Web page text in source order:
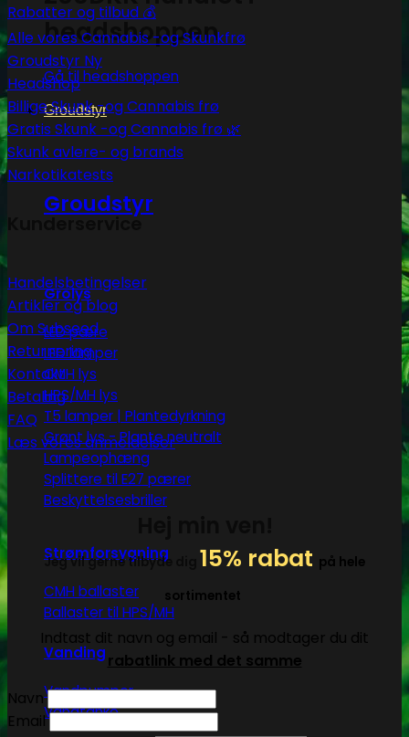
headshoppen
Gå til headshoppen
Groudstyr
Groudstyr
Grolys
LED pære
LED lamper
CMH lys
HPS/MH lys
T5 lamper | Plantedyrkning
Grønt lys - Plante neutralt
Lampeophæng
Splittere til E27 pærer
Beskyttelsesbriller
Strømforsygning
CMH ballaster
Ballaster til HPS/MH
Vanding
Vandpumper
Vandtanke
Rabatter og tilbud 💰
Alle vores Cannabis -og Skunkfrø
Groudstyr
Headshop
Billige Skunk -og Cannabis frø
Gratis Skunk -og Cannabis frø 🌿
Skunk avlere- og brands
Narkotikatests
Kunderservice
Handelsbetingelser
Artikler og blog
Om Subseed
Returnering
Kontakt
Betaling
FAQ
Læs vores anmeldelser
Jeg vil gerne tilbyde dig 15% rabat på hele
sortimentet
Indtast dit navn og email - så modtager du dit
rabatlink med det samme
Navn
Email